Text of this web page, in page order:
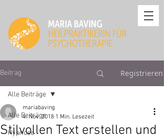
Beitrag Registrieren
Alle Beiträge
Hypnose
Alle Beiträge
Stilvollen Text erstellen und
mariabaving
4. Nov. 2018 1 Min. Lesezeit